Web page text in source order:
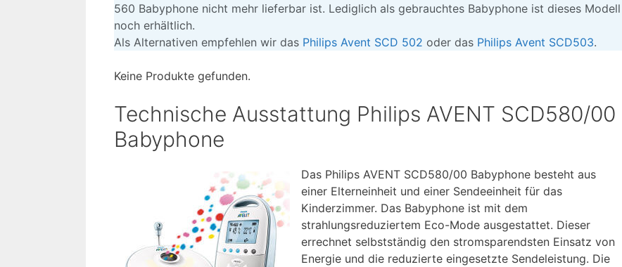
560 Babyphone nicht mehr lieferbar ist. Lediglich als gebrauchtes Babyphone ist dieses Modell
noch erhältlich.
Als Alternativen empfehlen wir das Philips Avent SCD 502 oder das Philips Avent SCD503.
Keine Produkte gefunden.
Technische Ausstattung Philips AVENT SCD580/00
Babyphone
Das Philips AVENT SCD580/00 Babyphone besteht aus
einer Elterneinheit und einer Sendeeinheit für das
Kinderzimmer. Das Babyphone ist mit dem
strahlungsreduziertem Eco-Mode ausgestattet. Dieser
errechnet selbstständig den stromsparendsten Einsatz von
Energie und die reduzierte eingesetzte Sendeleistung. Die